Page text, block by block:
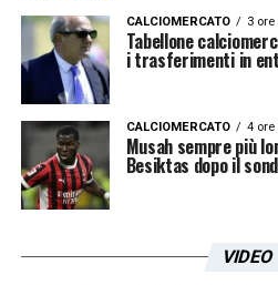
CALCIOMERCATO 3 ore
Tabellone
i trasferimenti in
CALCIOMERCATO 4 ore
Musah sempre più
Besiktas dopo il
VIDEO